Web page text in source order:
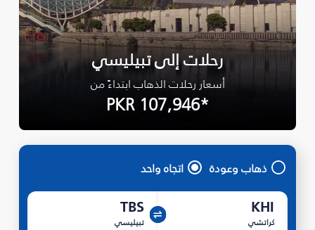
رحلات إلى تبيليسي
أسعار رحلات الذهاب ابتداءً من
*PKR 107,946
ذهاب وعودة اتجاه واحد
KHI
كراتشي
TBS
تبيليسي